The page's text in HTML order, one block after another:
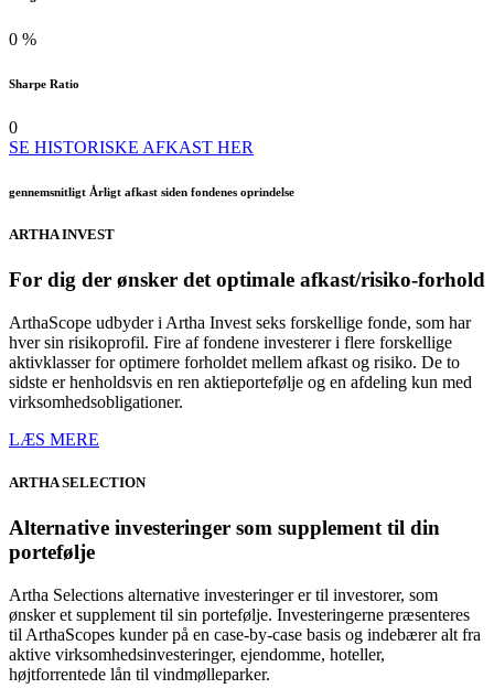
0 %
Sharpe Ratio
0
SE HISTORISKE AFKAST HER
gennemsnitligt Årligt afkast siden fondenes oprindelse
ARTHAINVEST
For dig der ønsker det optimale afkast/risiko-forhold
ArthaScope udbyder i Artha Invest seks forskellige fonde, som har
hver sin risikoprofil. Fire af fondene investerer i flere forskellige
aktivklasser for optimere forholdet mellem afkast og risiko. De to
sidste er henholdsvis en ren aktieportefølje og en afdeling kun med
virksomhedsobligationer.
LÆS MERE
ARTHASELECTION
Alternative investeringer som supplement til din
portefølje
Artha Selections alternative investeringer er til investorer, som
ønsker et supplement til sin portefølje. Investeringerne præsenteres
til ArthaScopes kunder på en case-by-case basis og indebærer alt fra
aktive virksomhedsinvesteringer, ejendomme, hoteller,
højtforrentede lån til vindmølleparker.